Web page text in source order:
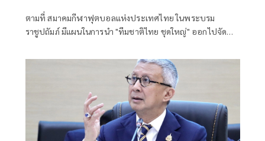
ตามที่ สมาคมกีฬาฟุตบอลแห่งประเทศไทย ในพระบรม
ราชูปถัมภ์ มีแผนในการนำ "ทีมชาติไทย ชุดใหญ่" ออกไปจัด
เป็นกีฬายอดนิยมอันดับหนึ่งสู่เมืองต่างๆ อีกทั้งยังเป็นการ
กระตุ้นทางเศรษฐกิจและการท่องเที่ยว สร้างความภาคภูมิใจใน
การจัดกิจกรรมที่แต่ละจังหวัดจัดขึ้นมา